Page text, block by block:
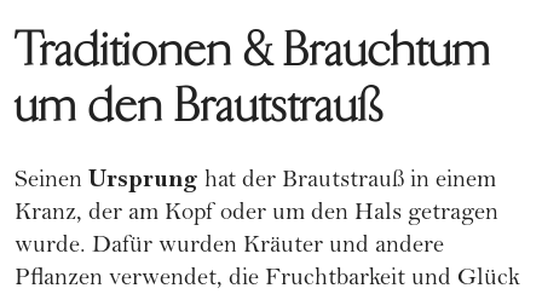
Traditionen & Brauchtum
um den Brautstrauß
Seinen Ursprung hat der Brautstrauß in einem
Kranz, der am Kopf oder um den Hals getragen
wurde. Dafür wurden Kräuter und andere
Pflanzen verwendet, die Fruchtbarkeit und Glück